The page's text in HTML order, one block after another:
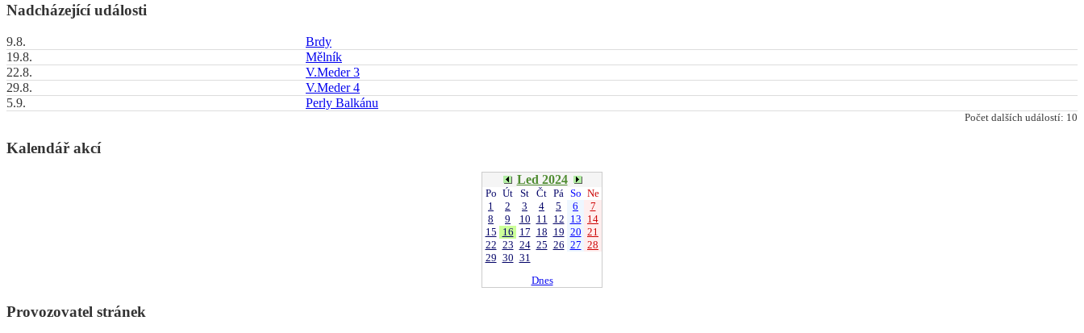
Nadcházející události
9.8.
Brdy
19.8.
Mělník
22.8.
V.Meder 3
29.8.
V.Meder 4
5.9.
Perly Balkánu
Počet dalších událostí: 10
Kalendář akcí
Led 2024
Po Út St Čt Pá So Ne
1
2 3 4 5 6
7
8
9 10 11 12 13 14
15 16 17 18 19 20 21
22 23 24 25 26 27 28
29 30 31
Dnes
Provozovatel stránek